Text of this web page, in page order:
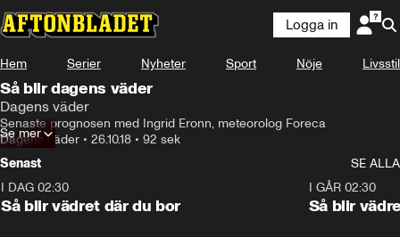
Logga in
Hem Serier Nyheter Sport Nöje Livsstil
Så blir dagens väder
Dagens väder
Senaste prognosen med Ingrid Eronn, meteorolog Foreca
Dagens väder • 26.10.18 • 92 sek
Se mer
Senast
SE ALLA
I DAG 02:30
Så blir vädret där du bor
I GÅR 02:30
Så blir